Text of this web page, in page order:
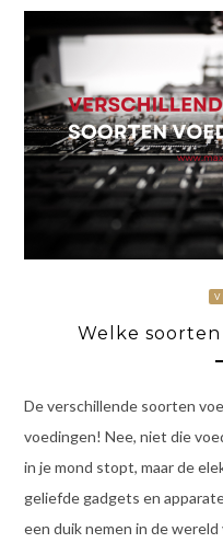
Welke
De verschillende soorten
voedingen! Nee, niet die
in je mond stopt, maar de
geliefde gadgets en
een duik nemen in de